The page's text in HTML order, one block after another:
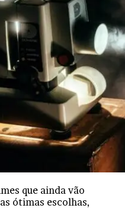
que ainda vão
ótimas escolhas,